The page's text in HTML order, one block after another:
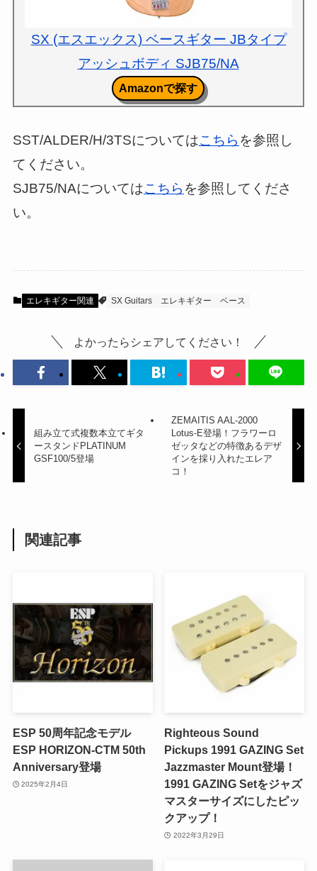
SX (エスエックス) ベースギター JBタイプ
アッシュボディ SJB75/NA
Amazonで探す
SST/ALDER/H/3TSについてはこちら を参照し
てください。
SJB75/NAについてはこちら を参照してくださ
い。
エレキギター関連 SX Guitars エレキギター ベース
よかったらシェアしてください！
組み立て式複数本立てギタ
ースタンドPLATINUM
GSF100/5登場
ZEMAITIS AAL-2000
Lotus-E登場！フラワーロ
ゼッタなどの特徴あるデザ
インを採り入れたエレア
コ！
関連記事
ESP 50周年記念モデル
ESP HORIZON-CTM 50th
Anniversary登場
2025年2月4日
Righteous Sound
Pickups 1991 GAZING Set
Jazzmaster Mount登場！
1991 GAZING Setをジャズ
マスターサイズにしたピッ
クアップ！
2022年3月29日